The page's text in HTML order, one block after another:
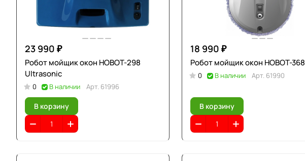
23 990 ₽
Робот мойщик окон HOBOT-298
Ultrasonic
0 В наличии Арт. 61996
В корзину
18 990 ₽
Робот мойщик окон HOBOT-368
0 В наличии Арт. 61990
В корзину